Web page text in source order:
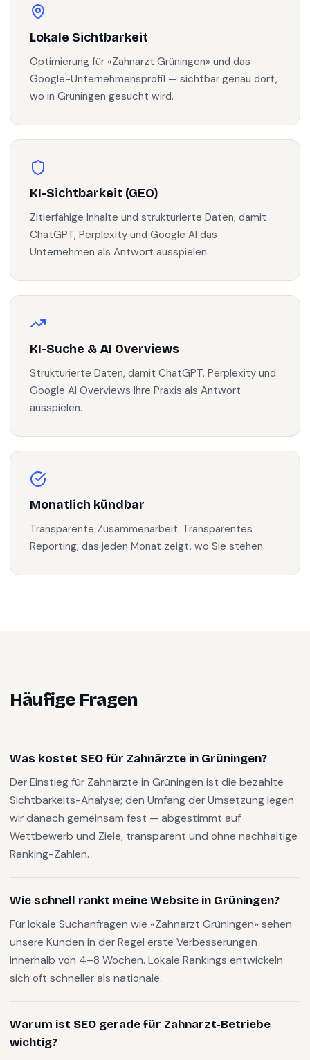
Lokale Sichtbarkeit
Optimierung für «Zahnarzt Grüningen» und das
Google-Unternehmensprofil — sichtbar genau dort,
wo in Grüningen gesucht wird.
KI-Sichtbarkeit (GEO)
Zitierfähige Inhalte und strukturierte Daten, damit
ChatGPT, Perplexity und Google AI das
Unternehmen als Antwort ausspielen.
KI-Suche & AI Overviews
Strukturierte Daten, damit ChatGPT, Perplexity und
Google AI Overviews Ihre Praxis als Antwort
ausspielen.
Monatlich kündbar
Transparente Zusammenarbeit. Transparentes
Reporting, das jeden Monat zeigt, wo Sie stehen.
Häufige Fragen
Was kostet SEO für Zahnärzte in Grüningen?
Der Einstieg für Zahnärzte in Grüningen ist die bezahlte
Sichtbarkeits-Analyse; den Umfang der Umsetzung legen
wir danach gemeinsam fest — abgestimmt auf
Wettbewerb und Ziele, transparent und ohne nachhaltige
Ranking-Zahlen.
Wie schnell rankt meine Website in Grüningen?
Für lokale Suchanfragen wie «Zahnarzt Grüningen» sehen
unsere Kunden in der Regel erste Verbesserungen
innerhalb von 4–8 Wochen. Lokale Rankings entwickeln
sich oft schneller als nationale.
Warum ist SEO gerade für Zahnarzt-Betriebe
wichtig?